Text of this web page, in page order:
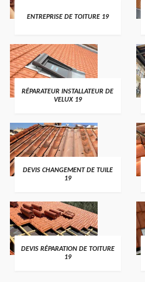
ENTREPRISE DE TOITURE 19
RÉPARATEUR INSTALLATEUR DE
VELUX 19
DEVIS CHANGEMENT DE TUILE
19
DEVIS RÉPARATION DE TOITURE
19